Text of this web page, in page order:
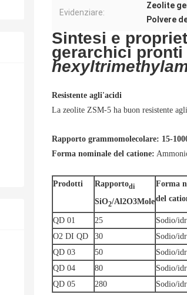
Evidenziare:
Zeolite
Polvere
Sintesi e
gerarchici pronti
Resistente agli'acidi
La zeolite ZSM-5 ha buon resistente
Rapporto grammomolecolare: 15-
Forma nominale del catione:
Prodotti Rapportodi
SiO2/Al2O3Mole
Forma
del
QD 01 25 Sodio/
O2 DI QD
30 Sodio/
QD 03 50 Sodio/
QD 04 80 Sodio/
QD 05 280 Sodio/